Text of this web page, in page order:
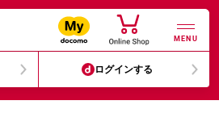
MENU
ログインする